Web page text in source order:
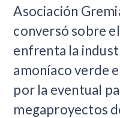
Asociación
conversó sobre
enfrenta la
amoníaco verde
por la eventual
megaproyectos